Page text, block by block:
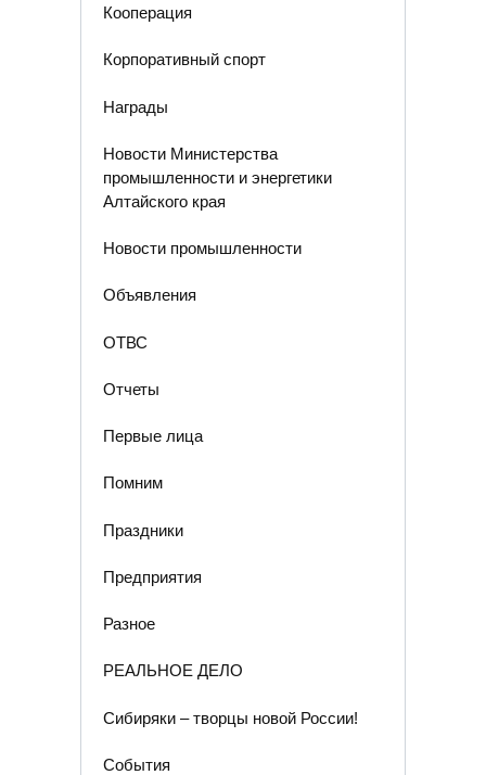
Кооперация
Корпоративный спорт
Награды
Новости Министерства
промышленности и энергетики
Алтайского края
Новости промышленности
Объявления
ОТВС
Отчеты
Первые лица
Помним
Праздники
Предприятия
Разное
РЕАЛЬНОЕ ДЕЛО
Сибиряки – творцы новой России!
События